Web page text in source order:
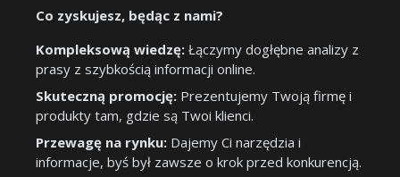
Co zyskujesz, będąc z nami?
Kompleksową wiedzę: Łączymy dogłębne analizy z
prasy z szybkością informacji online.
Skuteczną promocję: Prezentujemy Twoją firmę i
produkty tam, gdzie są Twoi klienci.
Przewagę na rynku: Dajemy Ci narzędzia i
informacje, byś był zawsze o krok przed konkurencją.